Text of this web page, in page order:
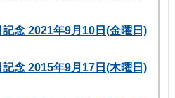
念 2021年9月10日(金曜日)
念 2015年9月17日(木曜日)